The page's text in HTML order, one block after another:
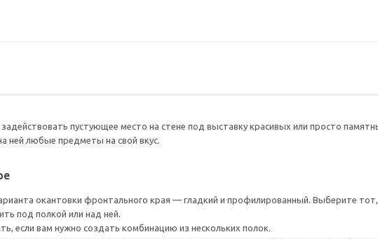
пустующее место на стене под выставку красивых или просто
ней любые предметы на свой вкус.
окантовки фронтального края — гладкий и профилированный. Выберите
под полкой или над ней.
если вам нужно создать комбинацию из нескольких полок.